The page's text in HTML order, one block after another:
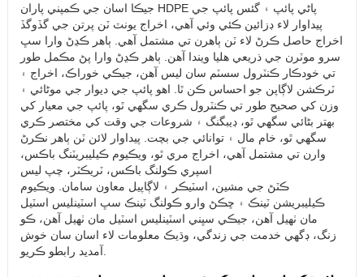
جيڪا اسان جي ڪمپني پاران HDPE پاڻي پائپ ۽ گئس پائپ جي
پيداوار لاء ڊزائين ڪئي وئي آهي، اخراج يونٽ ٽن پرتن جي گڏوگڏ
اخراج حاصل ڪرڻ لاء ٽن ٻاهرن تي مشتمل آهي. ٻاهر ڪڍڻ وارا سڀ
سرو موٽرن جي ذريعي هليا ويندا آهن. ٻاهر ڪڍڻ وارا پڻ مڪمل طور
تي خودڪار ڪنٽرول سسٽم سان لیس آهن، جيڪي خوراڪ، اخراج ۽
ٽرڪشن لاڳاپن جو احساس ڪن ٿا. اهو پائپ جي ديوار جي موٹائي ۽
وزن کي صحيح طور تي ڪنٽرول ڪري سگهي ٿو، پائپ جي معيار کي
بهتر بڻائي سگھي ٿو، ڊيبگنگ ۽ شروعات جي وقت کي مختصر ڪري
سگهي ٿو، خام مال ۽ توانائي جي بچت. پيداوار لائن ٽن ٻاهر نڪرڻ
وارن تي مشتمل آهي، اخراج مري ٿو، ويڪيوم ڪيليبريٽنگ باڪس،
اسپري ڪولنگ باڪس، ٽريڪٽر، چپ ليس
ڪٽڻ جي مشين، اسٽيڪر ۽ لاڳاپيل معاون سامان. ويڪيوم
ڪيليبريشن ٽينڪ ۽ ڇڪڻ وارو ڪولنگ ٽينڪ سڀ اسٽينلیس اسٽيل
مان ٺهيل آهن، جيڪي سڀني اسٽينلیس اسٽيل مان ٺهيل آهن، ڪو
زنگ، ڊگهي خدمت جي زندگي، وڌيڪ معلومات لاء اسان سان خوش